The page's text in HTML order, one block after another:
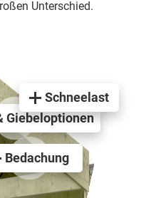
Unterschied.
Giebeloptionen
Bedachung
Schneelast